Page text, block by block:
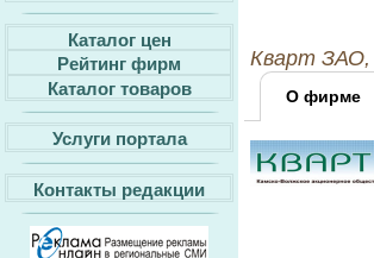
Каталог цен
Рейтинг фирм
Каталог товаров
Услуги портала
Контакты редакции
Кварт ЗАО,
О фирме